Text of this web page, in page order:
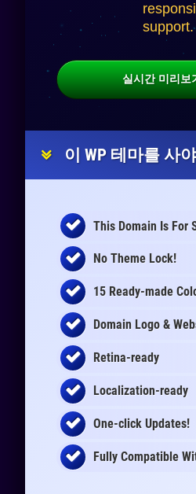
실시간 미리보
이 WP 테마를 사
This Domain Is For
No Theme Lock!
15 Ready-made
Domain Logo &
Retina-ready
Localization-ready
One-click Updates!
Fully Compatible